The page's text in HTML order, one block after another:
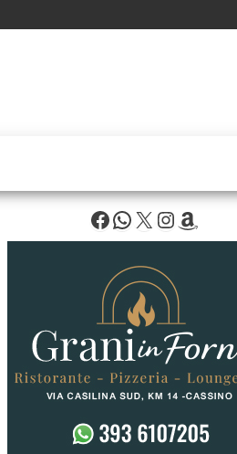
Facebook
WhatsApp
X Instagram
Amazon